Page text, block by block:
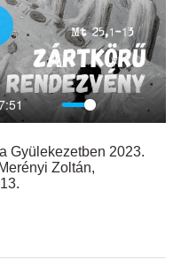
Mute Settings
Gyülekezetben 2023.
Zoltán,